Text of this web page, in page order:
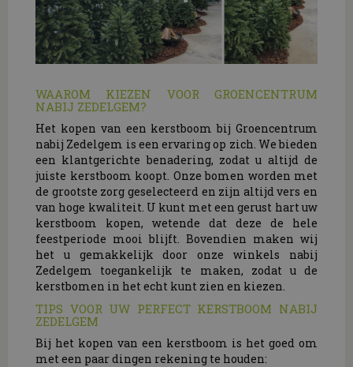
WAAROM KIEZEN VOOR GROENCENTRUM
NABIJ ZEDELGEM?
Het kopen van een kerstboom bij Groencentrum
nabij Zedelgem is een ervaring op zich. We bieden
een klantgerichte benadering, zodat u altijd de
juiste kerstboom koopt. Onze bomen worden met
de grootste zorg geselecteerd en zijn altijd vers en
van hoge kwaliteit. U kunt met een gerust hart uw
kerstboom kopen, wetende dat deze de hele
feestperiode mooi blijft. Bovendien maken wij
het u gemakkelijk door onze winkels nabij
Zedelgem toegankelijk te maken, zodat u de
kerstbomen in het echt kunt zien en kiezen.
TIPS VOOR UW PERFECT KERSTBOOM NABIJ
ZEDELGEM
Bij het kopen van een kerstboom is het goed om
met een paar dingen rekening te houden: